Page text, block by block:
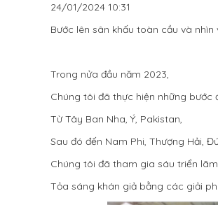
24/01/2024 10:31
Bước lên sân khấu toàn cầu và
Trong nửa đầu năm 2023,
Chúng tôi đã thực hiện những
Từ Tây Ban Nha, Ý, Pakistan,
Sau đó đến Nam Phi, Thượng Hải,
Chúng tôi đã tham gia sáu triển
Tỏa sáng khán giả bằng các giải